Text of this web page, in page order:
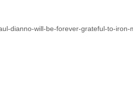
dianno-will-be-forever-grateful-to-